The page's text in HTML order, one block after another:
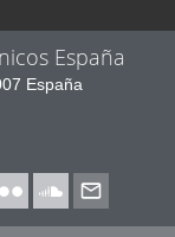
España
España